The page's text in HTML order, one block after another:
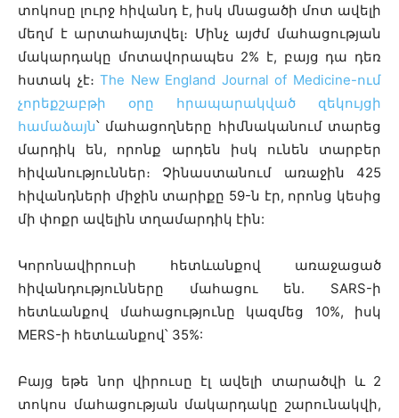
տոկոսը լուրջ հիվանդ է, իսկ մնացածի մոտ ավելի
մեղմ է արտահայտվել։ Մինչ այժմ մահացության
մակարդակը մոտավորապես 2% է, բայց դա դեռ
հստակ չէ։The New England Journal of Medicine-ում
չորեքշաբթի օրը հրապարակված զեկույցի
համաձայն՝ մահացողները հիմնականում տարեց
մարդիկ են, որոնք արդեն իսկ ունեն տարբեր
հիվանություններ։ Չինաստանում առաջին 425
հիվանդների միջին տարիքը 59-ն էր, որոնց կեսից
մի փոքր ավելին տղամարդիկ էին:
Կորոնավիրուսի հետևանքով առաջացած
հիվանդությունները մահացու են․ SARS-ի
հետևանքով մահացությունը կազմեց 10%, իսկ
MERS-ի հետևանքով՝ 35%:
Բայց եթե նոր վիրուսը էլ ավելի տարածվի և 2
տոկոս մահացության մակարդակը շարունակվի,